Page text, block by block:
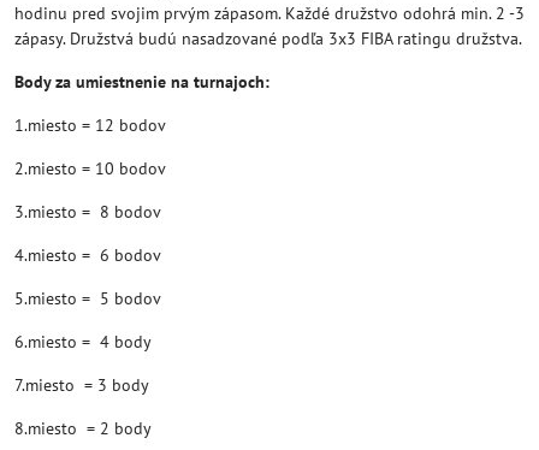
hodinu pred svojim prvým zápasom. Každé družstvo odohrá min. 2 -3
zápasy. Družstvá budú nasadzované podľa 3x3 FIBA ratingu družstva.
Body za umiestnenie na turnajoch:
1.miesto = 12 bodov
2.miesto = 10 bodov
3.miesto = 8 bodov
4.miesto = 6 bodov
5.miesto = 5 bodov
6.miesto = 4 body
7.miesto = 3 body
8.miesto = 2 body